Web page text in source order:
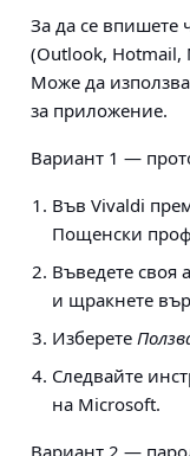
За да се впишете
(Outlook, Hotmail,
Може да
за приложение.
Вариант 1 —
Във Vivaldi
Пощенски
Въведете своя
и щракнете
Изберете
Следвайте
на Microsoft.
Вариант 2 —